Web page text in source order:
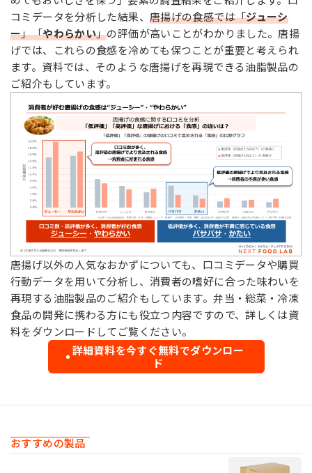
コミデータを分析した結果、 唐揚げの食感では「ジューシ
ー」「やわらかい」の評価が高いことがわかりました。唐揚
げでは、これらの食感を冷めても保つことが重要と考えられ
ます。資料では、そのような唐揚げを再現できる油脂製品の
ご紹介もしています。
唐揚げ以外の人気なおかずについても、口コミデータや購買
行動データを用いて分析し、消費者の嗜好に合った味わいを
再現する油脂製品のご紹介もしています。弁当・総菜・冷凍
食品の開発に携わる方にも役立つ内容ですので、詳しくは資
料をダウンロードしてご覧ください。
詳細資料を今すぐ無料でダウンロー
ド
おすすめの製品